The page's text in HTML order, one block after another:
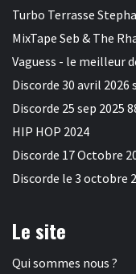
Turbo Terrasse
MixTape Seb & The
Vaguess - le meilleur
Discorde 30 avril 2026
Discorde 25 sep 2025
HIP HOP 2024
Discorde 17 Octobre
Discorde le 3 octobre
Le site
Qui sommes nous ?